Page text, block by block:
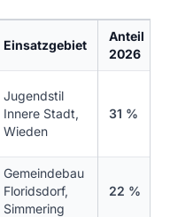
Einsatzgebiet
Anteil
2026
Jugendstil
Innere Stadt,
Wieden
31 %
Gemeindebau
Floridsdorf,
Simmering
22 %